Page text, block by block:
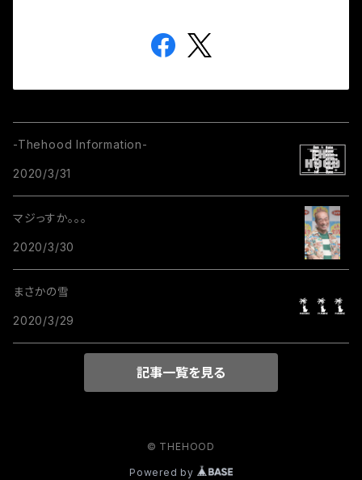
-Thehood Information-
2020/3/31
マジっすか。。。
2020/3/30
まさかの雪
2020/3/29
記事一覧を見る
© THEHOOD
Powered by